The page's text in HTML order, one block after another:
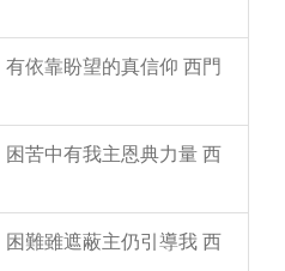
依靠盼望的真信仰 西門
苦中有我主恩典力量 西
難雖遮蔽主仍引導我 西